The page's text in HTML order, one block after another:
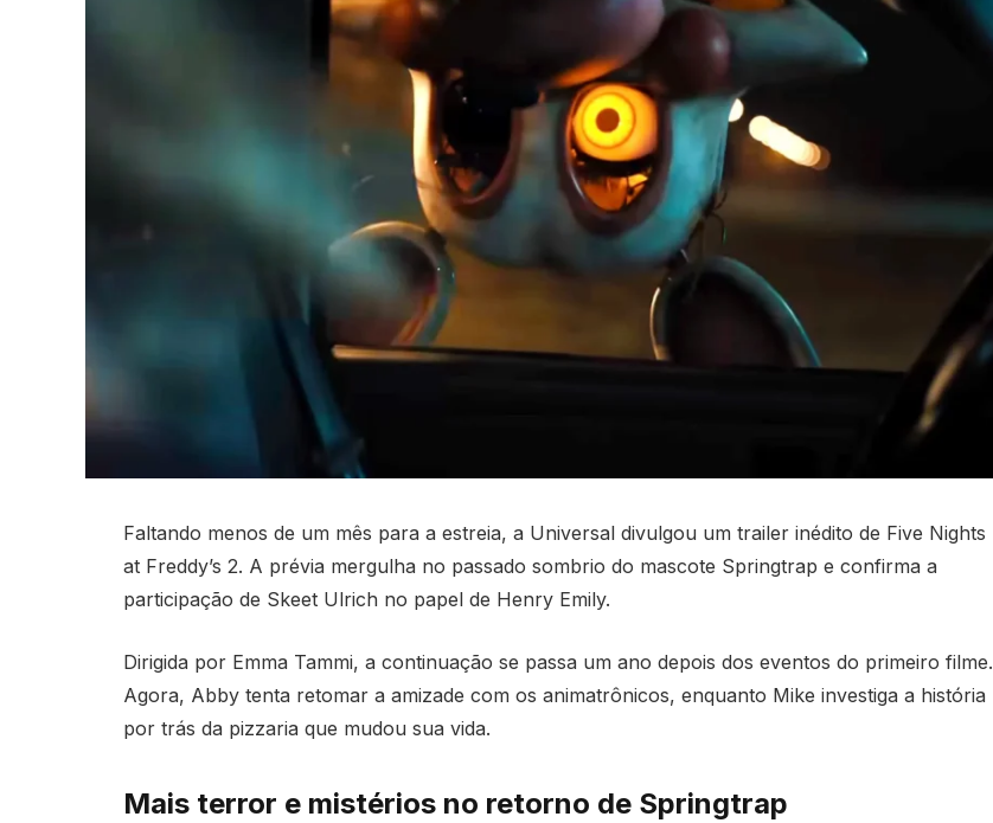
Faltando menos de um mês para a estreia, a Universal divulgou um trailer inédito de Five Nights
at Freddy’s 2. A prévia mergulha no passado sombrio do mascote Springtrap e confirma a
participação de Skeet Ulrich no papel de Henry Emily.
Dirigida por Emma Tammi, a continuação se passa um ano depois dos eventos do primeiro filme.
Agora, Abby tenta retomar a amizade com os animatrônicos, enquanto Mike investiga a história
por trás da pizzaria que mudou sua vida.
Mais terror e mistérios no retorno de Springtrap